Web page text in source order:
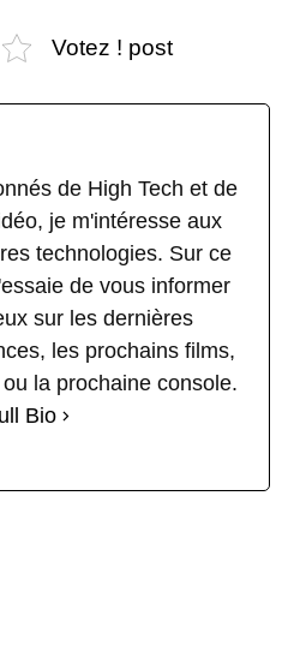
Votez ! post
de High Tech et de
je m'intéresse aux
technologies. Sur ce
de vous informer
sur les dernières
les prochains films,
la prochaine console.
Bio